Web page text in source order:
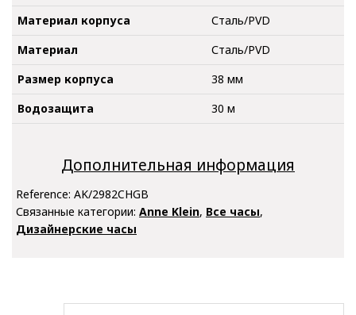
Материал корпуса
Сталь/PVD
Материал
Сталь/PVD
Размер корпуса
38 мм
Водозащита
30 м
Дополнительная информация
Reference: AK/2982CHGB
Связанные категории: Anne Klein, Все часы,
Дизайнерские часы